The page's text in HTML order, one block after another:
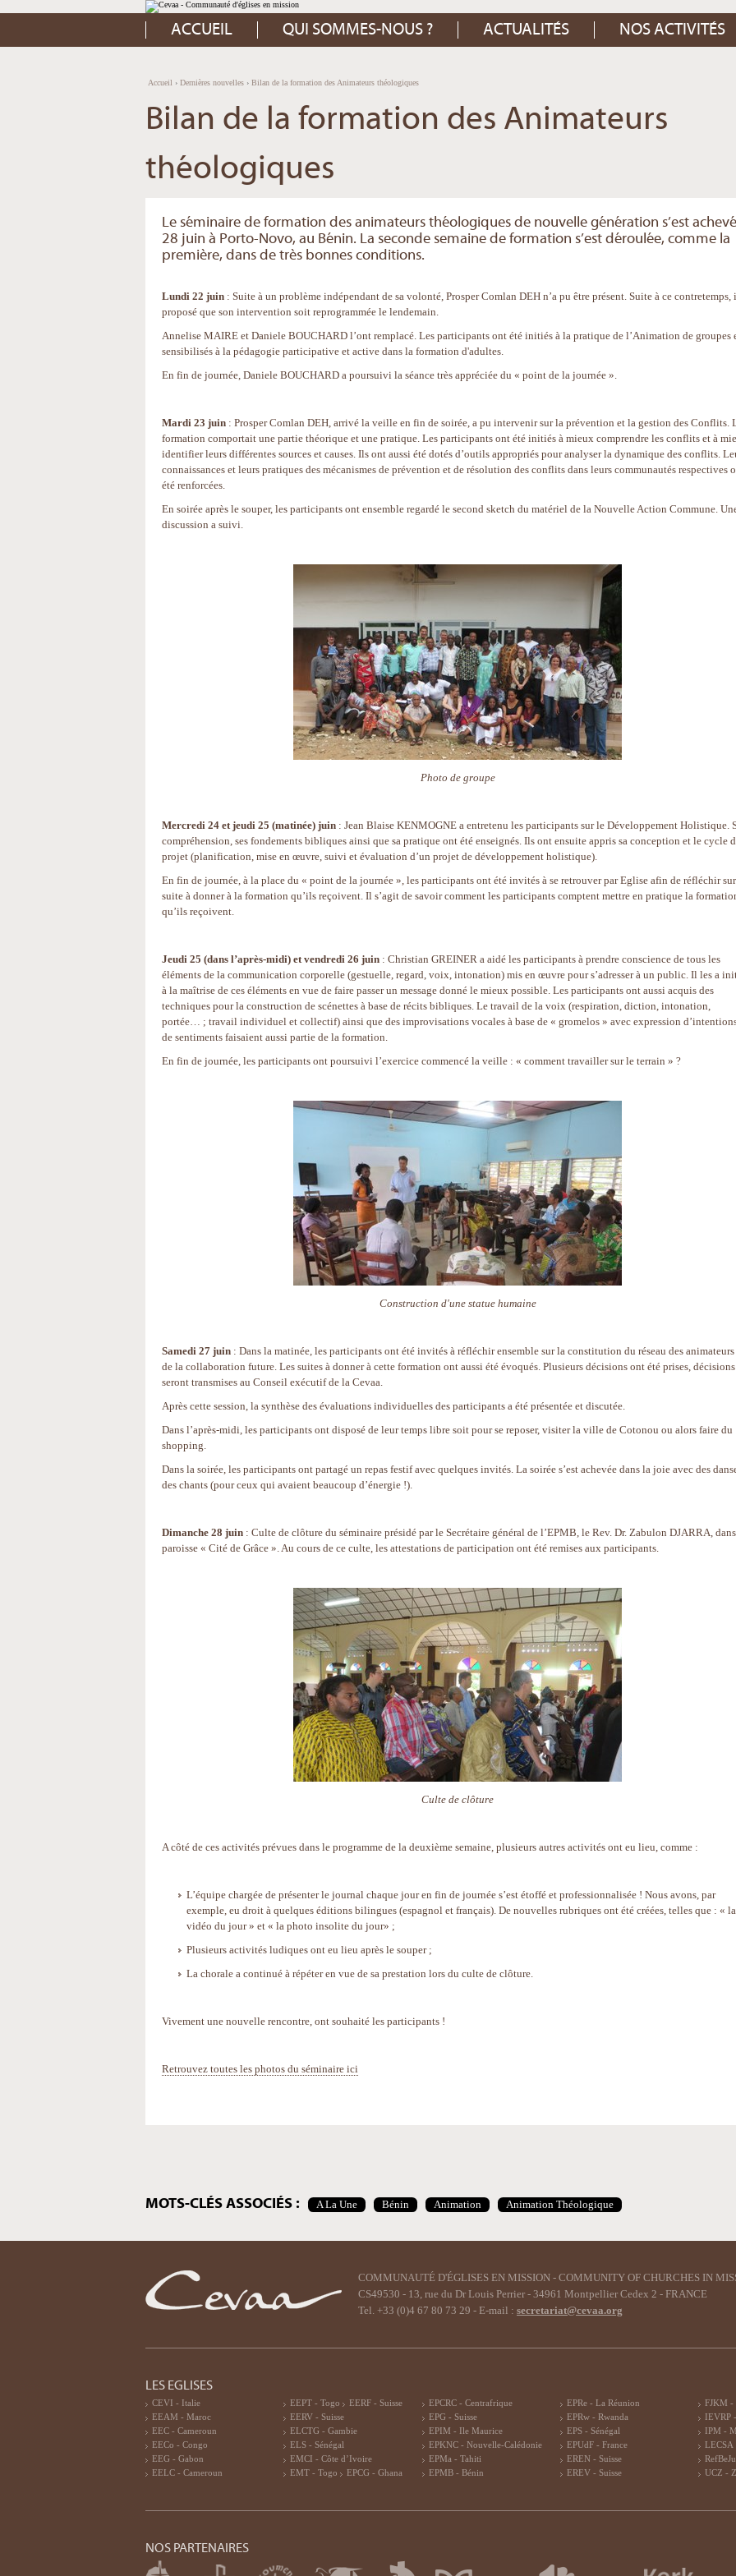
Aller
au
contenu.
Aller
à
Outils
personnels
ACCUEIL QUI SOMMES-NOUS ? ACTUALITÉS NOS ACTIVITÉS
Accueil › Dernières nouvelles › Bilan de la formation des Animateurs théologiques
Bilan de la formation des Animateurs
théologiques
Le séminaire de formation des animateurs théologiques de nouvelle génération s’est
28 juin à Porto-Novo, au Bénin. La seconde semaine de formation s’est déroulée, comme la
première, dans de très bonnes conditions.
Lundi 22 juin : Suite à un problème indépendant de sa volonté, Prosper Comlan DEH n’a pu être présent. Suite à ce contretemps,
proposé que son intervention soit reprogrammée le lendemain.
Annelise MAIRE et Daniele BOUCHARD l’ont remplacé. Les participants ont été initiés à la pratique de l’Animation de groupes
sensibilisés à la pédagogie participative et active dans la formation d'adultes.
En fin de journée, Daniele BOUCHARD a poursuivi la séance très appréciée du « point de la journée ».
Mardi 23 juin : Prosper Comlan DEH, arrivé la veille en fin de soirée, a pu intervenir sur la prévention et la gestion des Conflits.
formation comportait une partie théorique et une pratique. Les participants ont été initiés à mieux comprendre les conflits et à
identifier leurs différentes sources et causes. Ils ont aussi été dotés d’outils appropriés pour analyser la dynamique des conflits.
connaissances et leurs pratiques des mécanismes de prévention et de résolution des conflits dans leurs communautés respectives
été renforcées.
En soirée après le souper, les participants ont ensemble regardé le second sketch du matériel de la Nouvelle Action Commune.
discussion a suivi.
Photo de groupe
Mercredi 24 et jeudi 25 (matinée) juin : Jean Blaise KENMOGNE a entretenu les participants sur le Développement Holistique.
compréhension, ses fondements bibliques ainsi que sa pratique ont été enseignés. Ils ont ensuite appris sa conception et le cycle
projet (planification, mise en œuvre, suivi et évaluation d’un projet de développement holistique).
En fin de journée, à la place du « point de la journée », les participants ont été invités à se retrouver par Eglise afin de réfléchir
suite à donner à la formation qu’ils reçoivent. Il s’agit de savoir comment les participants comptent mettre en pratique la
qu’ils reçoivent.
Jeudi 25 (dans l’après-midi) et vendredi 26 juin : Christian GREINER a aidé les participants à prendre conscience de tous les
éléments de la communication corporelle (gestuelle, regard, voix, intonation) mis en œuvre pour s’adresser à un public. Il les a
à la maîtrise de ces éléments en vue de faire passer un message donné le mieux possible. Les participants ont aussi acquis des
techniques pour la construction de scénettes à base de récits bibliques. Le travail de la voix (respiration, diction, intonation,
portée… ; travail individuel et collectif) ainsi que des improvisations vocales à base de « gromelos » avec expression
de sentiments faisaient aussi partie de la formation.
En fin de journée, les participants ont poursuivi l’exercice commencé la veille : « comment travailler sur le terrain » ?
Construction d'une statue humaine
Samedi 27 juin : Dans la matinée, les participants ont été invités à réfléchir ensemble sur la constitution du réseau des animateurs
de la collaboration future. Les suites à donner à cette formation ont aussi été évoqués. Plusieurs décisions ont été prises,
seront transmises au Conseil exécutif de la Cevaa.
Après cette session, la synthèse des évaluations individuelles des participants a été présentée et discutée.
Dans l’après-midi, les participants ont disposé de leur temps libre soit pour se reposer, visiter la ville de Cotonou ou alors faire du
shopping.
Dans la soirée, les participants ont partagé un repas festif avec quelques invités. La soirée s’est achevée dans la joie avec des
des chants (pour ceux qui avaient beaucoup d’énergie !).
Dimanche 28 juin : Culte de clôture du séminaire présidé par le Secrétaire général de l’EPMB, le Rev. Dr. Zabulon DJARRA,
paroisse « Cité de Grâce ». Au cours de ce culte, les attestations de participation ont été remises aux participants.
Culte de clôture
A côté de ces activités prévues dans le programme de la deuxième semaine, plusieurs autres activités ont eu lieu, comme :
L’équipe chargée de présenter le journal chaque jour en fin de journée s’est étoffé et professionnalisée ! Nous avons, par
exemple, eu droit à quelques éditions bilingues (espagnol et français). De nouvelles rubriques ont été créées, telles que : « la
vidéo du jour » et « la photo insolite du jour» ;
Plusieurs activités ludiques ont eu lieu après le souper ;
La chorale a continué à répéter en vue de sa prestation lors du culte de clôture.
Vivement une nouvelle rencontre, ont souhaité les participants !
Retrouvez toutes les photos du séminaire ici
MOTS-CLÉS ASSOCIÉS : A La Une Bénin Animation Animation Théologique
COMMUNAUTÉ D'ÉGLISES EN MISSION - COMMUNITY OF CHURCHES IN
CS49530 - 13, rue du Dr Louis Perrier - 34961 Montpellier Cedex 2 - FRANCE
Tel. +33 (0)4 67 80 73 29 - E-mail : secretariat@cevaa.org
LES EGLISES
CEVI - Italie
EEAM - Maroc
EEC - Cameroun
EECo - Congo
EEG - Gabon
EELC - Cameroun
EEPT - Togo
EERF - Suisse
EERV - Suisse
ELCTG - Gambie
ELS - Sénégal
EMCI - Côte d’Ivoire
EMT - Togo
EPCG - Ghana
EPCRC - Centrafrique
EPG - Suisse
EPIM - Ile Maurice
EPKNC - Nouvelle-Calédonie
EPMa - Tahiti
EPMB - Bénin
EPRe - La Réunion
EPRw - Rwanda
EPS - Sénégal
EPUdF - France
EREN - Suisse
EREV - Suisse
FJKM -
IEVRP
IPM -
LECSA
UCZ -
NOS PARTENAIRES